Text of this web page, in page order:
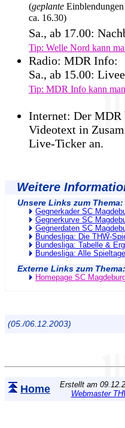
(geplante
ca. 16.30)
Sa., ab 17.00:
Tip: Welle Nord kann
Radio: MDR Info:
Sa., ab 15.00:
Tip: MDR Info kann
Internet: Der MDR
Videotext in
Live-Ticker an.
Weitere
Unsere Links zum Thema:
Gegnerkader SC
Gegnerkurve SC
Gegnerdaten SC
Bundesliga: Die THW-
Bundesliga: Tabelle &
Bundesliga: Alle Spieltage
Externe Links zum Thema:
Homepage SC
(05./06.12.2003)
Home
Erstellt am
Webmaster